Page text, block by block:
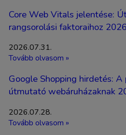
Core Web Vitals jelentése:
rangsorolási faktoraihoz
2026.07.31.
Tovább olvasom »
Google Shopping hirdetés:
útmutató webáruházaknak
2026.07.28.
Tovább olvasom »